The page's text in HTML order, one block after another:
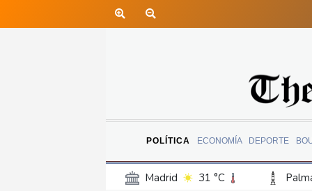
POLÍTICA ECONOMÍA DEPORTE
Madrid 31 °C